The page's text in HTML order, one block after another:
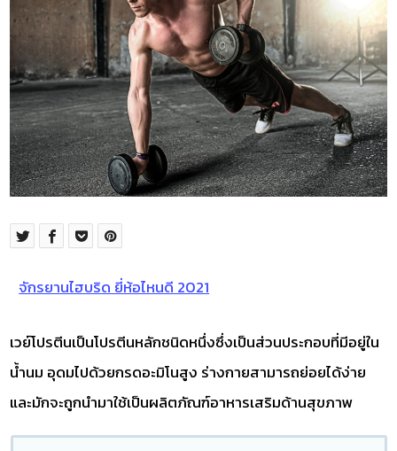
จักรยานไฮบริด ยี่ห้อไหนดี 2021
เวย์โปรตีนเป็นโปรตีนหลักชนิดหนึ่งซึ่งเป็นส่วนประกอบที่มีอยู่ใน
น้ำนม อุดมไปด้วยกรดอะมิโนสูง ร่างกายสามารถย่อยได้ง่าย
และมักจะถูกนำมาใช้เป็นผลิตภัณฑ์อาหารเสริมด้านสุขภาพ